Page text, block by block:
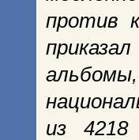
против
из 4218